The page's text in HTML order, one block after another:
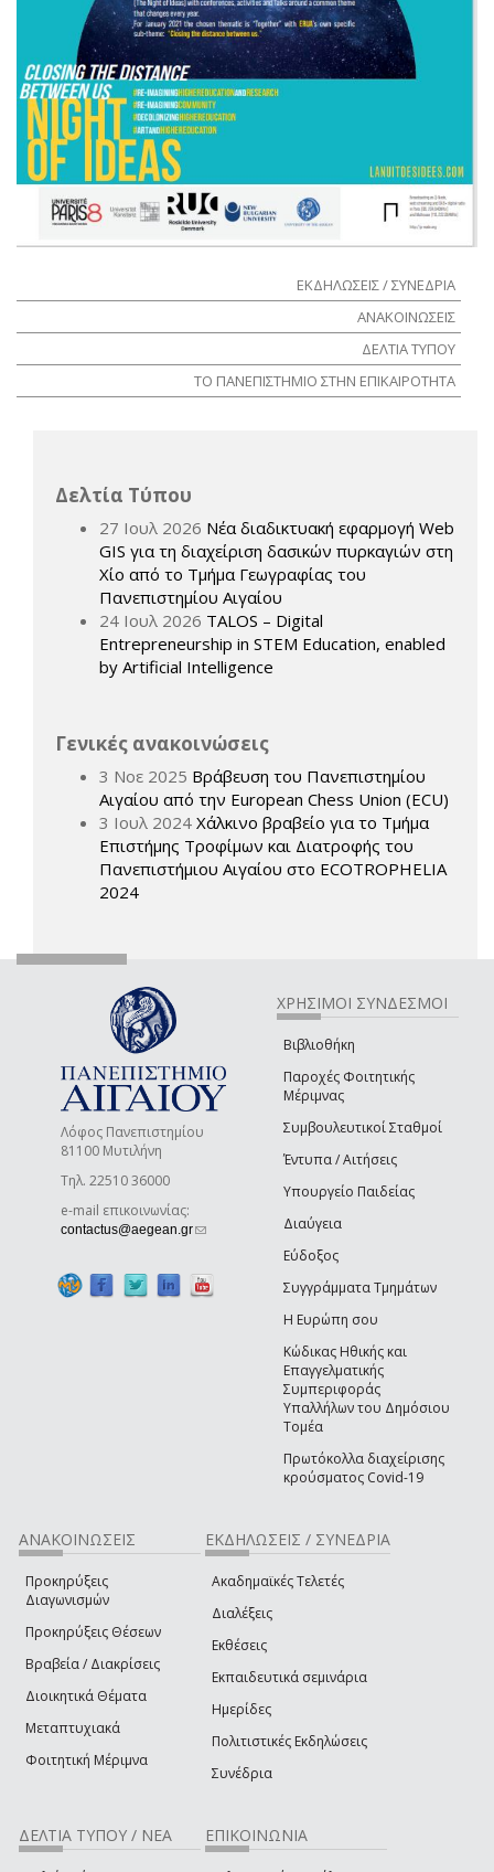
ΕΚΔΗΛΩΣΕΙΣ / ΣΥΝΕΔΡΙΑ
ΑΝΑΚΟΙΝΩΣΕΙΣ
ΔΕΛΤΙΑ ΤΥΠΟΥ
ΤΟ ΠΑΝΕΠΙΣΤΗΜΙΟ ΣΤΗΝ ΕΠΙΚΑΙΡΟΤΗΤΑ
Δελτία Τύπου
27 Ιουλ 2026 Νέα διαδικτυακή εφαρμογή Web
GIS για τη διαχείριση δασικών πυρκαγιών στη
Χίο από το Τμήμα Γεωγραφίας του
Πανεπιστημίου Αιγαίου
24 Ιουλ 2026 TALOS – Digital
Entrepreneurship in STEM Education, enabled
by Artificial Intelligence
Γενικές ανακοινώσεις
3 Νοε 2025 Βράβευση του Πανεπιστημίου
Αιγαίου από την European Chess Union (ECU)
3 Ιουλ 2024 Χάλκινο βραβείο για το Τμήμα
Επιστήμης Τροφίμων και Διατροφής του
Πανεπιστήμιου Αιγαίου στο ECOTROPHELIA
2024
Λόφος Πανεπιστημίου
81100 Μυτιλήνη
Τηλ. 22510 36000
e-mail επικοινωνίας:
contactus@aegean.gr(link sends e-mail)
ΧΡΗΣΙΜΟΙ ΣΥΝΔΕΣΜΟΙ
Βιβλιοθήκη
Παροχές Φοιτητικής
Μέριμνας
Συμβουλευτικοί Σταθμοί
Έντυπα / Αιτήσεις
Υπουργείο Παιδείας
Διαύγεια
Εύδοξος
Συγγράμματα Τμημάτων
Η Ευρώπη σου
Κώδικας Ηθικής και
Επαγγελματικής
Συμπεριφοράς
Υπαλλήλων του Δημόσιου
Τομέα
Πρωτόκολλα διαχείρισης
κρούσματος Covid-19
ΑΝΑΚΟΙΝΩΣΕΙΣ
Προκηρύξεις
Διαγωνισμών
Προκηρύξεις Θέσεων
Βραβεία / Διακρίσεις
Διοικητικά Θέματα
Μεταπτυχιακά
Φοιτητική Μέριμνα
ΕΚΔΗΛΩΣΕΙΣ / ΣΥΝΕΔΡΙΑ
Ακαδημαϊκές Τελετές
Διαλέξεις
Εκθέσεις
Εκπαιδευτικά σεμινάρια
Ημερίδες
Πολιτιστικές Εκδηλώσεις
Συνέδρια
ΔΕΛΤΙΑ ΤΥΠΟΥ / ΝΕΑ ΕΠΙΚΟΙΝΩΝΙΑ